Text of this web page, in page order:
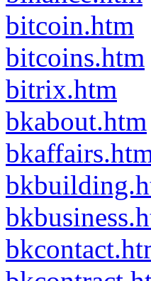
bitcoin.htm
bitcoins.htm
bitrix.htm
bkabout.htm